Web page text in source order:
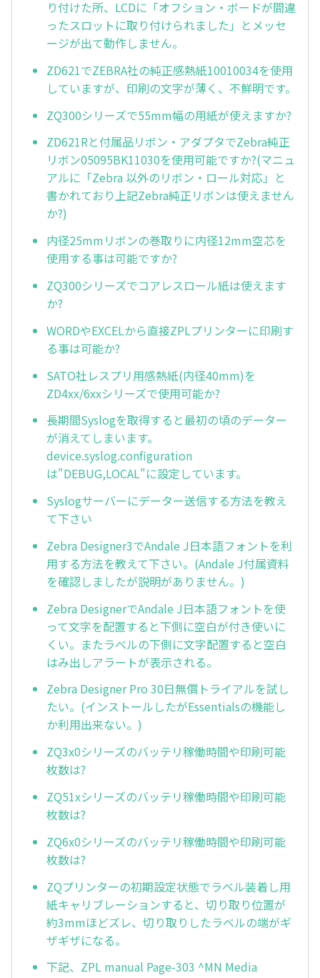
り付けた所、LCDに「オフション・ボードが間違
ったスロットに取り付けられました」とメッセ
ージが出て動作しません。
ZD621でZEBRA社の純正感熱紙10010034を使用
していますが、印刷の文字が薄く、不鮮明です。
ZQ300シリーズで55mm幅の用紙が使えますか?
ZD621Rと付属品リボン・アダプタでZebra純正
リボン05095BK11030を使用可能ですか?(マニュ
アルに「Zebra 以外のリボン・ロール対応」と
書かれており上記Zebra純正リボンは使えません
か?)
内径25mmリボンの巻取りに内径12mm空芯を
使用する事は可能ですか?
ZQ300シリーズでコアレスロール紙は使えます
か?
WORDやEXCELから直接ZPLプリンターに印刷す
る事は可能か?
SATO社レスプリ用感熱紙(内径40mm)を
ZD4xx/6xxシリーズで使用可能か?
長期間Syslogを取得すると最初の頃のデーター
が消えてしまいます。
device.syslog.configuration
は"DEBUG,LOCAL"に設定しています。
Syslogサーバーにデーター送信する方法を教え
て下さい
Zebra Designer3でAndale J日本語フォントを利
用する方法を教えて下さい。(Andale J付属資料
を確認しましたが説明がありません。)
Zebra DesignerでAndale J日本語フォントを使
って文字を配置すると下側に空白が付き使いに
くい。またラベルの下側に文字配置すると空白
はみ出しアラートが表示される。
Zebra Designer Pro 30日無償トライアルを試し
たい。(インストールしたがEssentialsの機能し
か利用出来ない。)
ZQ3x0シリーズのバッテリ稼働時間や印刷可能
枚数は?
ZQ51xシリーズのバッテリ稼働時間や印刷可能
枚数は?
ZQ6x0シリーズのバッテリ稼働時間や印刷可能
枚数は?
ZQプリンターの初期設定状態でラベル装着し用
紙キャリブレーションすると、切り取り位置が
約3mmほどズレ、切り取りしたラベルの端がギ
ザギザになる。
下記、ZPL manual Page-303 ^MN Media